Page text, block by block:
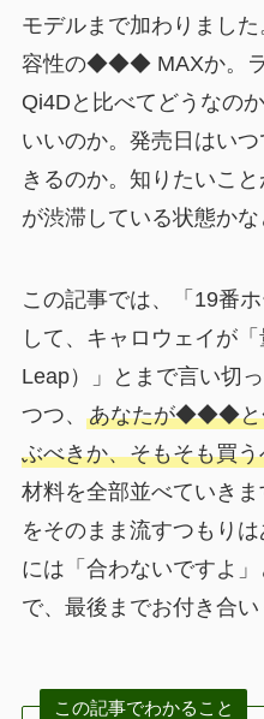
モデルまで加わりまし
容性の◆◆◆ MAXか。ラ
Qi4Dと比べてどうなの
いいのか。発売日はい
きるのか。知りたいこ
が渋滞している状態かな
この記事では、「19番
して、キャロウェイが
Leap）」とまで言い切
つつ、 あなたが◆◆◆と
ぶべきか、そもそも買
材料を全部並べていき
をそのまま流すつもり
には「合わないですよ
で、最後までお付き合い
この記事でわかること